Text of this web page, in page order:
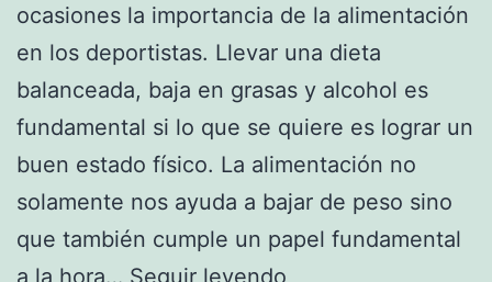
ocasiones la importancia de la alimentación
en los deportistas. Llevar una dieta
balanceada, baja en grasas y alcohol es
fundamental si lo que se quiere es lograr un
buen estado físico. La alimentación no
solamente nos ayuda a bajar de peso sino
que también cumple un papel fundamental
a la hora… Seguir leyendo